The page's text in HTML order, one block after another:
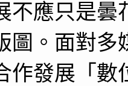
不應只是
圖。面對
作發展「